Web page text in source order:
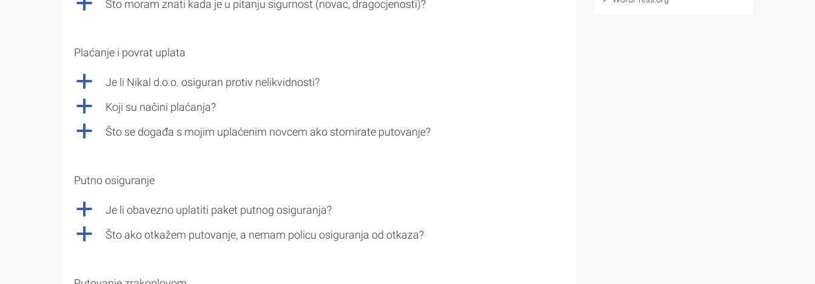
a Što moram znati kada je u pitanju sigurnost (novac, dragocjenosti)?
Plaćanje i povrat uplata
a Je li Nikal d.o.o. osiguran protiv nelikvidnosti?
a Koji su načini plaćanja?
a Što se događa s mojim uplaćenim novcem ako stornirate putovanje?
Putno osiguranje
a Je li obavezno uplatiti paket putnog osiguranja?
a Što ako otkažem putovanje, a nemam policu osiguranja od otkaza?